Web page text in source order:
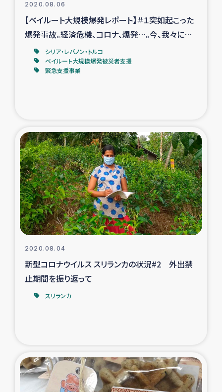
2020.08.06
【ベイルート大規模爆発レポート】＃１突如起こった
爆発事故。経済危機、コロナ、爆発…。今、我々に何
ができるのか。
シリア・レバノン・トルコ
ベイルート大規模爆発被災者支援
緊急支援事業
2020.08.04
新型コロナウイルス スリランカの状況#2 外出禁
止期間を振り返って
スリランカ